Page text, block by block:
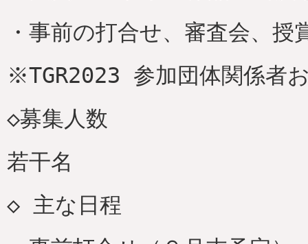
・事前の打合せ、審査会、
※TGR2023 参加団体関係者
◇募集人数
若干名
◇ 主な日程